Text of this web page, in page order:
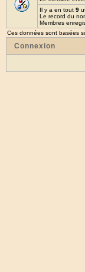
Il y a en tout 9
Le record du
Membres
Ces données sont basées
Connexion